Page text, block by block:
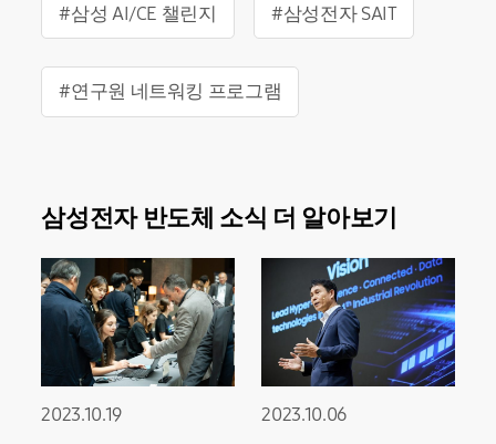
#삼성 AI/CE 챌린지 #삼성전자 SAIT
#연구원 네트워킹 프로그램
삼성전자 반도체 소식 더 알아보기
2023.10.19 2023.10.06